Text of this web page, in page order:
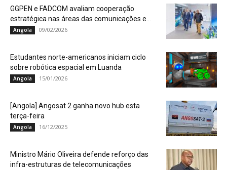
GGPEN e FADCOM avaliam cooperação
estratégica nas áreas das comunicações e...
Angola 09/02/2026
Estudantes norte-americanos iniciam ciclo
sobre robótica espacial em Luanda
Angola 15/01/2026
[Angola] Angosat 2 ganha novo hub esta
terça-feira
Angola 16/12/2025
Ministro Mário Oliveira defende reforço das
infra-estruturas de telecomunicações